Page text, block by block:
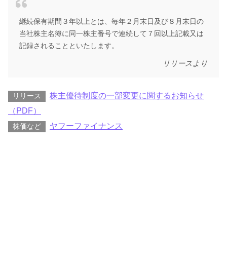
継続保有期間３年以上とは、毎年２月末日及び８月末日の
当社株主名簿に同一株主番号で連続して７回以上記載又は
記録されることといたします。
リリースより
リリース
株主優待制度の一部変更に関するお知らせ
（PDF）
株価など ヤフーファイナンス